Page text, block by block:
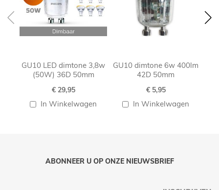
GU10 LED dimtone 3,8w
(50W) 36D 50mm
€ 29,95
In Winkelwagen
GU10 dimtone 6w 400lm
42D 50mm
€ 5,95
In Winkelwagen
ABONNEER U OP ONZE NIEUWSBRIEF